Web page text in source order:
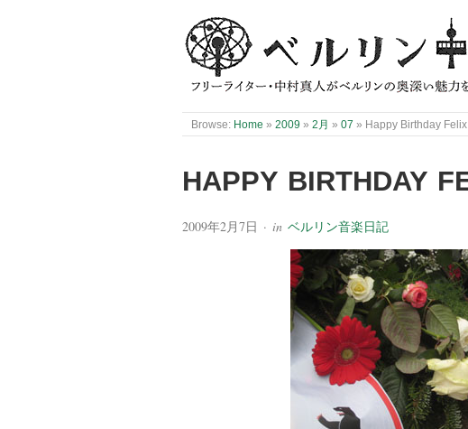
Browse: Home » 2009 » 2月 » 07 » Happy Birthday
HAPPY BIRTHDAY
2009年2月7日 · in ベルリン音楽日記